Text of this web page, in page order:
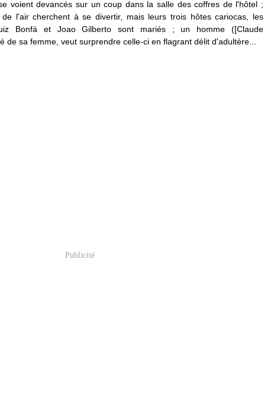
voient devancés sur un coup dans la salle des coffres de l'hôtel ;
l'air cherchent à se divertir, mais leurs trois hôtes cariocas, les
Bonfá et Joao Gilberto sont mariés ; un homme ([Claude
de sa femme, veut surprendre celle-ci en flagrant délit d'adultère...
Publicité